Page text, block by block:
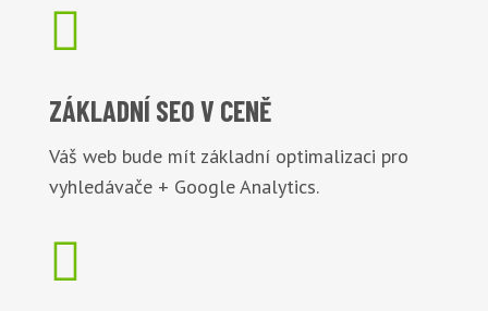

ZÁKLADNÍ SEO V CENĚ
Váš web bude mít základní optimalizaci pro
vyhledávače + Google Analytics.
